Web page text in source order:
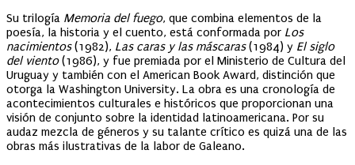
Su trilogía Memoria del fuego, que combina elementos de la
poesía, la historia y el cuento, está conformada por Los
nacimientos(1982), Las caras y las máscaras(1984) y El siglo
del viento(1986), y fue premiada por el Ministerio de Cultura del
Uruguay y también con el American Book Award, distinción que
otorga la Washington University. La obra es una cronología de
acontecimientos culturales e históricos que proporcionan una
visión de conjunto sobre la identidad latinoamericana. Por su
audaz mezcla de géneros y su talante crítico es quizá una de las
obras más ilustrativas de la labor de Galeano.